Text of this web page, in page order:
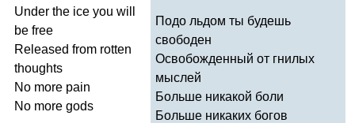
Under the ice you will
be free
Released from rotten
thoughts
No more pain
No more gods
Подо льдом ты будешь
свободен
Освобожденный от гнилых
мыслей
Больше никакой боли
Больше никаких богов